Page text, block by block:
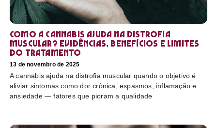
Como a cannabis ajuda na distrofia
muscular? Evidências, benefícios e limites
do tratamento
13 de novembro de 2025
A cannabis ajuda na distrofia muscular quando o objetivo é
aliviar sintomas como dor crônica, espasmos, inflamação e
ansiedade — fatores que pioram a qualidade